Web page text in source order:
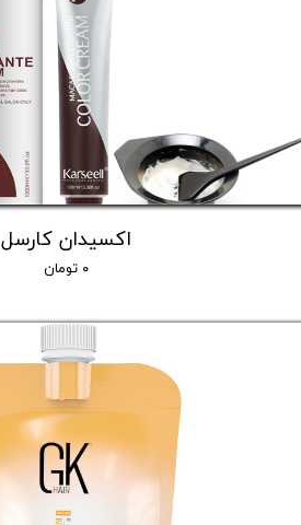
اکسیدان کارسل
۰ تومان